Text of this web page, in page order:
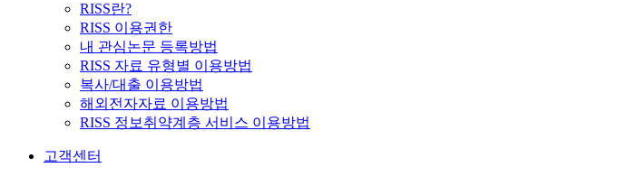
RISS란?
RISS 이용권한
내 관심논문 등록방법
RISS 자료 유형별 이용방법
복사/대출 이용방법
해외전자자료 이용방법
RISS 정보취약계층 서비스 이용방법
고객센터